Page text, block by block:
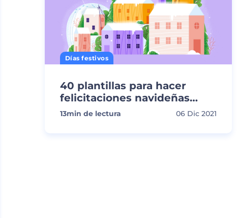
Días festivos
40 plantillas para hacer
felicitaciones navideñas
animadas
13min de lectura 06 Dic 2021